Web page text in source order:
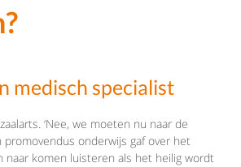
medisch specialist
‘Nee, we moeten nu naar de
promovendus onderwijs gaf over het
naar komen luisteren als het heilig wordt